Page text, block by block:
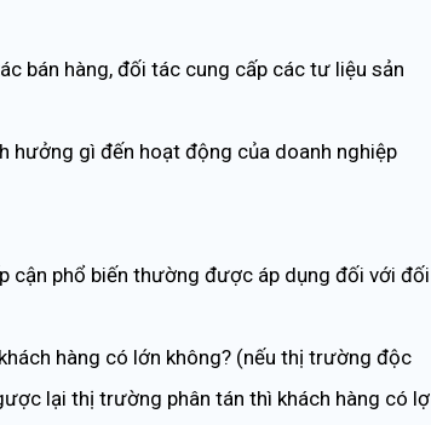
bán hàng, đối tác cung cấp các tư liệu sản
hưởng gì đến hoạt động của doanh nghiệp
cận phổ biến thường được áp dụng đối với đối
hàng có lớn không? (nếu thị trường độc
lại thị trường phân tán thì khách hàng có